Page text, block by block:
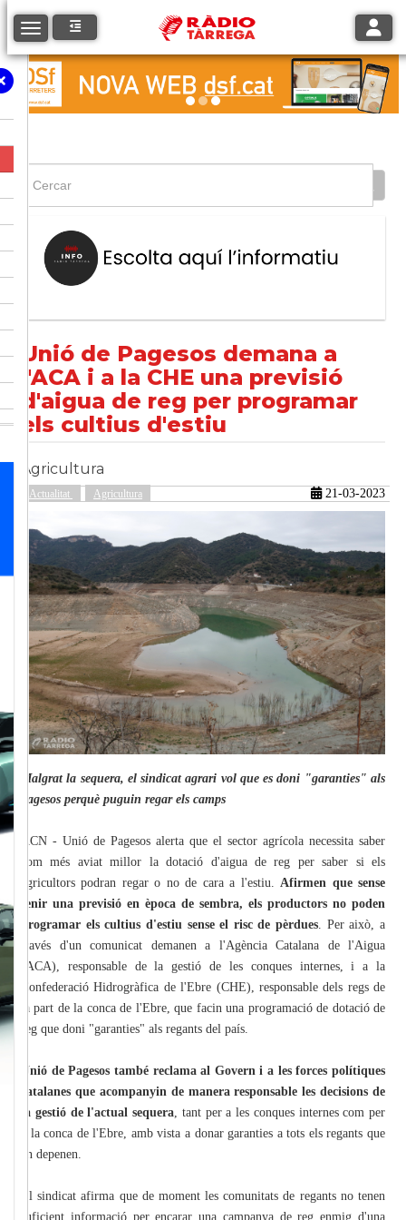
Toggle navigation
Unió de Pagesos demana a
l'ACA i a la CHE una previsió
d'aigua de reg per programar
els cultius d'estiu
Agricultura
Actualitat Agricultura 21-03-2023
Malgrat la sequera, el sindicat agrari vol que es doni "garanties" als
pagesos perquè puguin regar els camps
ACN - Unió de Pagesos alerta que el sector agrícola necessita saber
com més aviat millor la dotació d'aigua de reg per saber si els
agricultors podran regar o no de cara a l'estiu. Afirmen que sense
tenir una previsió en època de sembra, els productors no poden
programar els cultius d'estiu sense el risc de pèrdues . Per això, a
través d'un comunicat demanen a l'Agència Catalana de l'Aigua
(ACA), responsable de la gestió de les conques internes, i a la
Confederació Hidrogràfica de l'Ebre (CHE), responsable dels regs de
la part de la conca de l'Ebre, que facin una programació de dotació de
reg que doni "garanties" als regants del país.
Unió de Pagesos també reclama al Govern i a les forces polítiques
catalanes que acompanyin de manera responsable les decisions de
la gestió de l'actual sequera , tant per a les conques internes com per
a la conca de l'Ebre, amb vista a donar garanties a tots els regants que
en depenen.
El sindicat afirma que de moment les comunitats de regants no tenen
suficient informació per encarar una campanya de reg enmig d'una